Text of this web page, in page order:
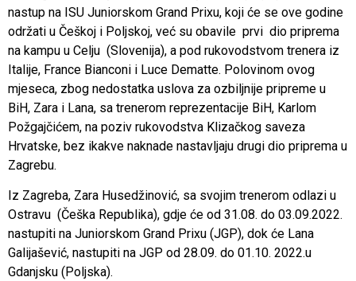
nastup na ISU Juniorskom Grand Prixu, koji će se ove godine
održati u Češkoj i Poljskoj, već su obavile prvi dio priprema
na kampu u Celju (Slovenija), a pod rukovodstvom trenera iz
Italije, France Bianconi i Luce Dematte. Polovinom ovog
mjeseca, zbog nedostatka uslova za ozbiljnije pripreme u
BiH, Zara i Lana, sa trenerom reprezentacije BiH, Karlom
Požgajčićem, na poziv rukovodstva Klizačkog saveza
Hrvatske, bez ikakve naknade nastavljaju drugi dio priprema u
Zagrebu.
Iz Zagreba, Zara Husedžinović, sa svojim trenerom odlazi u
Ostravu (Češka Republika), gdje će od 31.08. do 03.09.2022.
nastupiti na Juniorskom Grand Prixu (JGP), dok će Lana
Galijašević, nastupiti na JGP od 28.09. do 01.10. 2022.u
Gdanjsku (Poljska).